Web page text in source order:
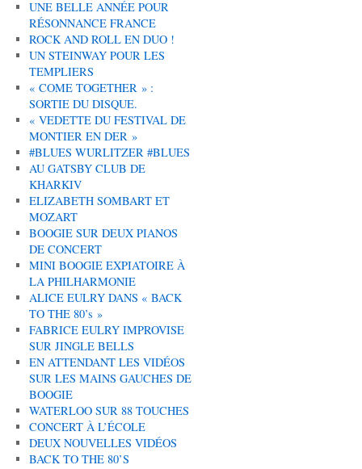
UNE BELLE ANNÉE POUR
RÉSONNANCE FRANCE
ROCK AND ROLL EN DUO !
UN STEINWAY POUR LES
TEMPLIERS
« COME TOGETHER » :
SORTIE DU DISQUE.
« VEDETTE DU FESTIVAL DE
MONTIER EN DER »
#BLUES WURLITZER #BLUES
AU GATSBY CLUB DE
KHARKIV
ELIZABETH SOMBART ET
MOZART
BOOGIE SUR DEUX PIANOS
DE CONCERT
MINI BOOGIE EXPIATOIRE À
LA PHILHARMONIE
ALICE EULRY DANS « BACK
TO THE 80’s »
FABRICE EULRY IMPROVISE
SUR JINGLE BELLS
EN ATTENDANT LES VIDÉOS
SUR LES MAINS GAUCHES DE
BOOGIE
WATERLOO SUR 88 TOUCHES
CONCERT À L’ÉCOLE
DEUX NOUVELLES VIDÉOS
BACK TO THE 80’S